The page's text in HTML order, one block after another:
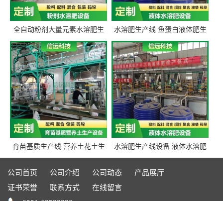
全自动粉剂大量元素水溶肥生
产设备 信远科技肥料生产设备
源头厂家
水溶肥生产线 鱼蛋白液体肥生
产设备 氨基酸液态肥全套设备
育苗基质生产线 营养土花土生
产线 有机肥生产线设备
水溶肥生产线设备 液体水溶肥
生产线 桶装液体水溶肥生产线
设备
公司首页 公司介绍 公司动态
产品展厅
证书荣誉
联系方式
在线留言